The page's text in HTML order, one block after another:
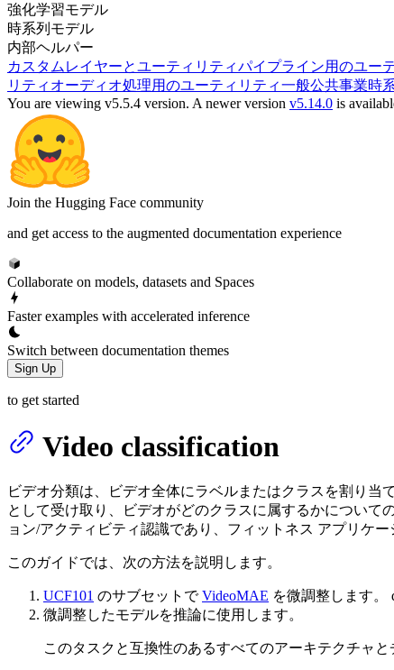
強化学習モデル
時系列モデル
内部ヘルパー
カスタムレイヤーとユーティリティパイプライン用のユー
リティ オーディオ処理用のユーティリティ一般公共事業時
You are viewing v5.5.4 version. A newer version v5.14.0 is
Join the Hugging Face community
and get access to the augmented documentation experience
Collaborate on models, datasets and Spaces
Faster examples with accelerated inference
Switch between documentation themes
Sign Up
to get started
Video classification
ビデオ分類は、ビデオ全体にラベルまたはクラスを割り
として受け取り、ビデオがどのクラスに属するかについ
ョン/アクティビティ認識であり、フィットネス アプリケ
このガイドでは、次の方法を説明します。
UCF101 のサブセットでVideoMAE を微調整します。
微調整したモデルを推論に使用します。
このタスクと互換性のあるすべてのアーキテクチャと